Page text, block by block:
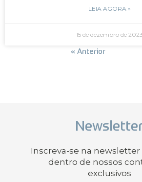
LEIA AGORA »
15 de dezembro de 2023
« Anterior
Inscreva-se na
dentro de nossos
exclusivos